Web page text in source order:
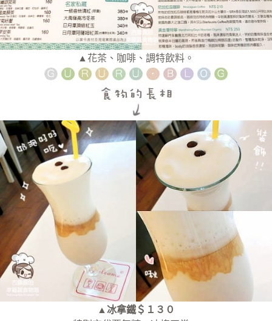
▲花茶、咖啡、調特飲料。
▲冰拿鐵＄１３０